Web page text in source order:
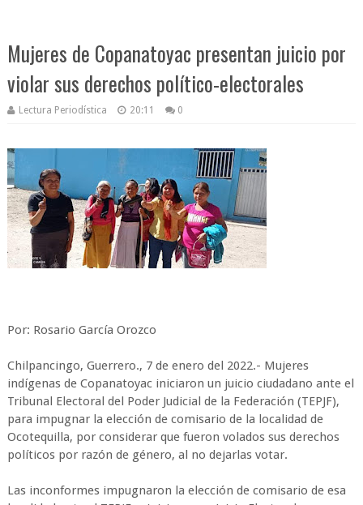
Mujeres de Copanatoyac presentan juicio por
violar sus derechos político-electorales
Lectura Periodística 20:11 0
Por: Rosario García Orozco
Chilpancingo, Guerrero., 7 de enero del 2022.- Mujeres
indígenas de Copanatoyac iniciaron un juicio ciudadano ante el
Tribunal Electoral del Poder Judicial de la Federación (TEPJF),
para impugnar la elección de comisario de la localidad de
Ocotequilla, por considerar que fueron volados sus derechos
políticos por razón de género, al no dejarlas votar.
Las inconformes impugnaron la elección de comisario de esa